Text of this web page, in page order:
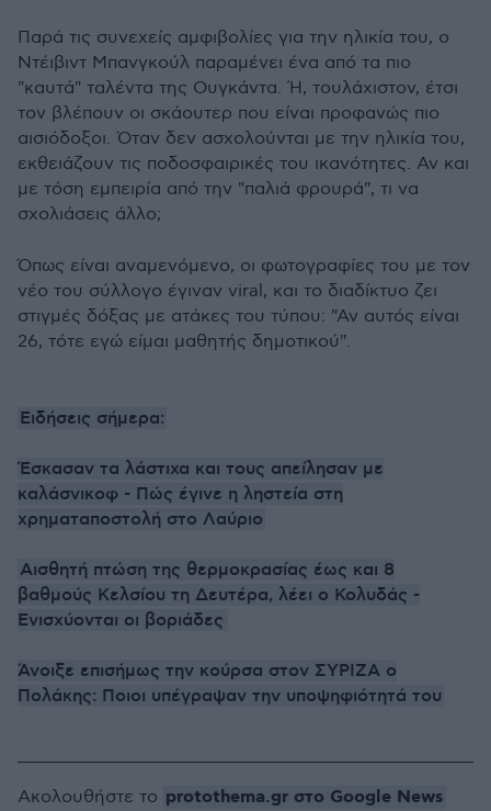
Παρά τις συνεχείς αμφιβολίες για την ηλικία του, ο
Ντέιβιντ Μπανγκούλ παραμένει ένα από τα πιο
"καυτά" ταλέντα της Ουγκάντα. Ή, τουλάχιστον, έτσι
τον βλέπουν οι σκάουτερ που είναι προφανώς πιο
αισιόδοξοι. Όταν δεν ασχολούνται με την ηλικία του,
εκθειάζουν τις ποδοσφαιρικές του ικανότητες. Αν και
με τόση εμπειρία από την "παλιά φρουρά", τι να
σχολιάσεις άλλο;
Όπως είναι αναμενόμενο, οι φωτογραφίες του με τον
νέο του σύλλογο έγιναν viral, και το διαδίκτυο ζει
στιγμές δόξας με ατάκες του τύπου: "Αν αυτός είναι
26, τότε εγώ είμαι μαθητής δημοτικού".
Ειδήσεις σήμερα:
Έσκασαν τα λάστιχα και τους απείλησαν με
καλάσνικοφ - Πώς έγινε η ληστεία στη
χρηματαποστολή στο Λαύριο
Αισθητή πτώση της θερμοκρασίας έως και 8
βαθμούς Κελσίου τη Δευτέρα, λέει ο Κολυδάς -
Ενισχύονται οι βοριάδες
Άνοιξε επισήμως την κούρσα στον ΣΥΡΙΖΑ ο
Πολάκης: Ποιοι υπέγραψαν την υποψηφιότητά του
Ακολουθήστε το protothema.gr στο Google News